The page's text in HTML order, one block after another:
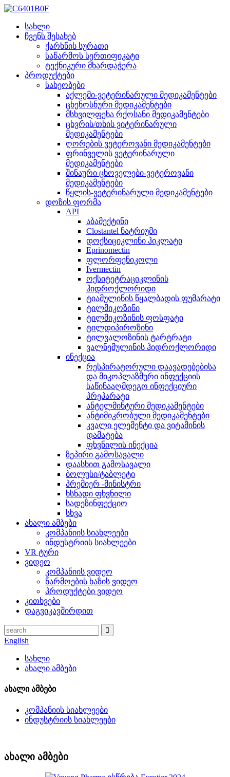
სახლი
ჩვენს შესახებ
ქარხნის სურათი
საწარმოს სერთიფიკატი
ტექნიკური მხარდაჭერა
პროდუქტები
სახეობები
აქლემი-ვეტერინარული მედიკამენტები
ცხენოსნური მედიკამენტები
მსხვილფეხა რქოსანი მედიკამენტები
ცხვრის/თხის ვიტერინარული
მედიკამენტები
ღორების ვეტეროვანი მედიკამენტები
ფრინველის ვეტერინარული
მედიკამენტები
შინაური ცხოველები-ვეტეროვანი
მედიკამენტები
წყლის-ვეტერინარული მედიკამენტები
დოზის ფორმა
API
აბამექტინი
Clostantel ნატრიუმი
დოქსიციკლინი ჰიკლატი
Eprinomectin
ფლორფენიკოლი
Ivermectin
ოქსიტეტრაციკლინის
ჰიდროქლორიდი
ტიამულინის წყალბადის ფუმარატი
ტილმიკოზინი
ტილმიკოზინის ფოსფატი
ტილდიპიროზინი
ტილვალოზინის ტარტრატი
ვალნემულინის ჰიდროქლორიდი
ინექცია
რესპირატორული დაავადებებისა
და მიკოპლაზმური ინფექციის
საწინააღმდეგო ინფექციური
პრეპარატი
ანტელმინტური მედიკამენტები
ანტიმიკრობული მედიკამენტები
კვალი ელემენტი და ვიტამინის
დამატება
ფხვნილის ინექცია
ზეპირი გამოსავალი
დაასხით გამოსავალი
ბოლუსი/ტაბლეტი
პრემიერ -მინისტრი
ხსნადი ფხვნილი
სადეზინფექციო
სხვა
ახალი ამბები
კომპანიის სიახლეები
ინდუსტრიის სიახლეები
VR ტური
ვიდეო
კომპანიის ვიდეო
წარმოების ხაზის ვიდეო
პროდუქტები ვიდეო
კითხვები
დაგვიკავშირდით
English
სახლი
ახალი ამბები
ახალი ამბები
კომპანიის სიახლეები
ინდუსტრიის სიახლეები
ახალი ამბები